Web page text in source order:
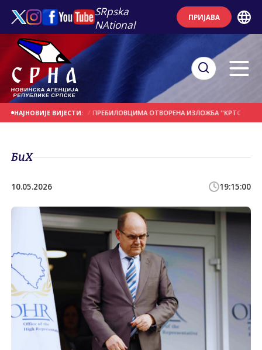
SRpska
NAtional
ПРИЈАВА
НАЈНОВИЈЕ ВИЈЕСТИ:
ДАНАШЊИ ДАН У ПРЕБИЛОВЦИМА ОTВОРЕНА ИЗЛОЖБА ''КРTС
БиХ
10.05.2026 19:15:00